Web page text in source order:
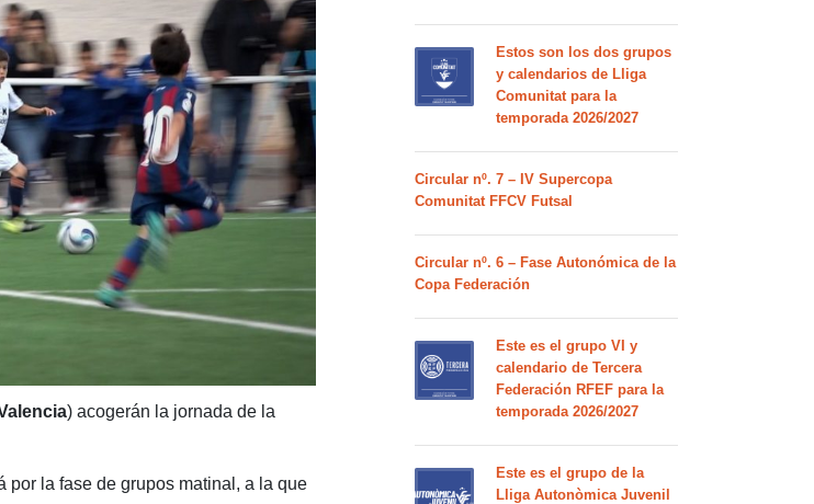
) acogerán la jornada de la
la fase de grupos matinal, a la que
Estos son los dos grupos
y calendarios de Lliga
Comunitat para la
temporada 2026/2027
Circular nº. 7 – IV Supercopa
Comunitat FFCV Futsal
Circular nº. 6 – Fase Autonómica de la
Copa Federación
Este es el grupo VI y
calendario de Tercera
Federación RFEF para la
temporada 2026/2027
Este es el grupo de la
Lliga Autonòmica Juvenil